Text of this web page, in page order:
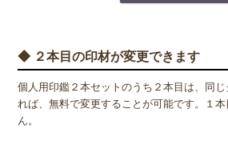
拭き等）で優しく拭い取って頂くと、美しい
◆ チタンは金属アレルギーの方でも
◆ ２本目の印材が変更できます
個人用印鑑２本セットのうち２本目は、同
れば、無料で変更することが可能です。１
ん。